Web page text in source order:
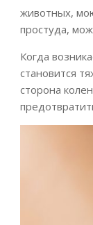
животных,
простуда,
Когда
становится
сторона